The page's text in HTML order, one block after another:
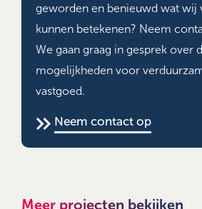
geworden en benieuwd wat wij
kunnen betekenen? Neem
We gaan graag in gesprek over
mogelijkheden voor
vastgoed.
Neem contact op
Meer projecten bekijken